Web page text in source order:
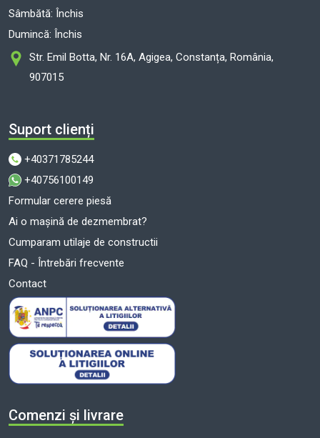
Sâmbătă: Închis
Dumincă: Închis
Str. Emil Botta, Nr. 16A, Agigea, Constanța, România,
907015
Suport clienți
+40371785244
+40756100149
Formular cerere piesă
Ai o mașină de dezmembrat?
Cumparam utilaje de constructii
FAQ - Întrebări frecvente
Contact
Comenzi și livrare